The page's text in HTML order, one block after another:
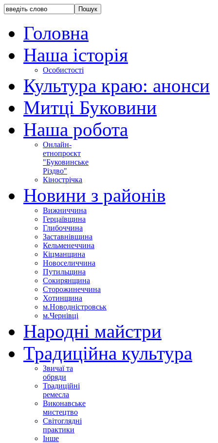
Головна
Наша історія
Особистості
Культура краю: анонси
Митці Буковини
Наша робота
Онлайн-
етнопроєкт
"Буковинське
Різдво"
Кінострічка
Новини з районів
Вижниччина
Герцаївщина
Глибоччина
Заставнівщина
Кельменеччина
Кіцманщина
Новоселиччина
Путильщина
Сокирянщина
Сторожинеччина
Хотинщина
м.Новодністровськ
м.Чернівці
Народні майстри
Традиційна культура
Звичаї та
обряди
Традиційні
ремесла
Виконавське
мистецтво
Світоглядні
практики
Інше